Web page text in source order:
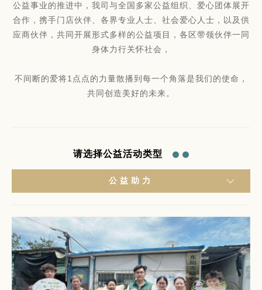
公益事业的推进中，我司与全国多家公益组织、爱心团体展开
合作，携手门店伙伴、各界专业人士、社会爱心人士，以及供
应商伙伴，共同开展形式多样的公益项目，各区带领伙伴一同
身体力行关怀社会，
不间断的爱将1点点的力量散播到每一个角落是我们的使命，
共同创造美好的未来。
请选择公益活动类型
公益助力